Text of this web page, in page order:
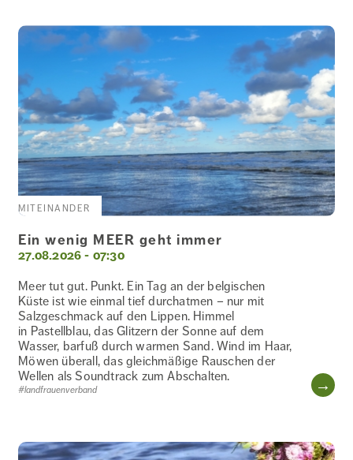
KOCHKURS
KOMMUNIKATION
KREATIVITÄT
BILDUNG
MEDIEN
MITEINANDER
27.08.2026 - 07:30
Ein wenig MEER geht immer
Meer tut gut. Punkt. Ein Tag an der belgischen
Küste ist wie einmal tief durchatmen – nur mit
Salzgeschmack auf den Lippen. Himmel
in Pastellblau, das Glitzern der Sonne auf dem
Wasser, barfuß durch warmen Sand. Wind im Haar,
Möwen überall, das gleichmäßige Rauschen der
Wellen als Soundtrack zum Abschalten.
#landfrauenverband